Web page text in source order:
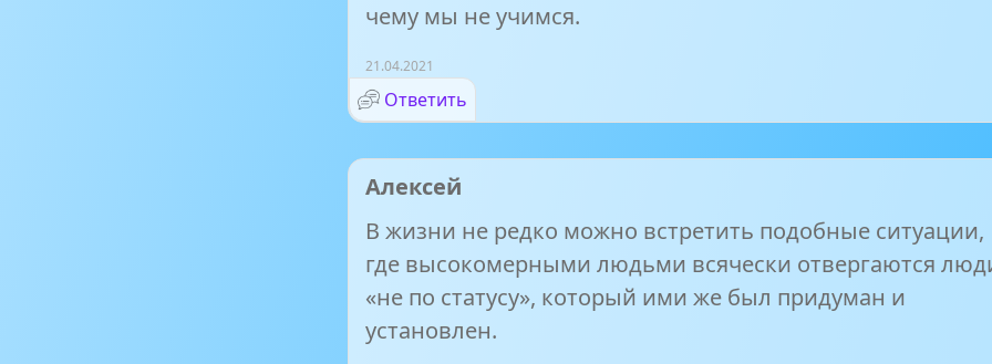
чему мы не учимся.
21.04.2021
Ответить
Алексей
В жизни не редко можно встретить подобные ситуации,
где высокомерными людьми всячески отвергаются
«не по статусу», который ими же был придуман и
установлен.